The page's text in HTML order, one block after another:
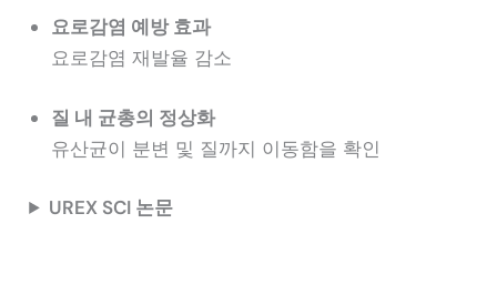
요로감염 예방 효과
요로감염 재발율 감소
질 내 균총의 정상화
유산균이 분변 및 질까지 이동함을 확인
UREX SCI 논문